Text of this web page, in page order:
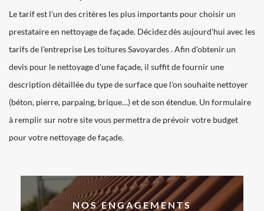
Le tarif est l'un des critères les plus importants pour choisir un
prestataire en nettoyage de façade. Décidez dès aujourd'hui avec les
tarifs de l'entreprise Les toitures Savoyardes . Afin d'obtenir un
devis pour le nettoyage d'une façade, il suffit de fournir une
description détaillée du type de surface que l'on souhaite nettoyer
(béton, pierre, parpaing, brique…) et de son étendue. Un formulaire
à remplir sur notre site vous permettra de prévoir votre budget
pour votre nettoyage de façade.
NOS ENGAGEMENTS